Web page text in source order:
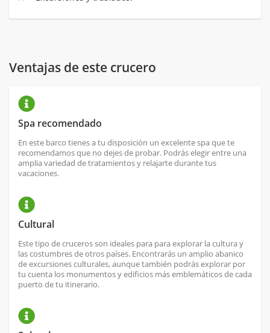
Ventajas de este crucero
Spa recomendado
En este barco tienes a tu disposición un excelente spa que te
recomendamos que no dejes de probar. Podrás elegir entre una
amplia variedad de tratamientos y relajarte durante tus
vacaciones.
Cultural
Este tipo de cruceros son ideales para para explorar la cultura y
las costumbres de otros países. Encontrarás un amplio abanico
de excursiones culturales, aunque también podrás explorar por
tu cuenta los monumentos y edificios más emblemáticos de cada
puerto de tu itinerario.